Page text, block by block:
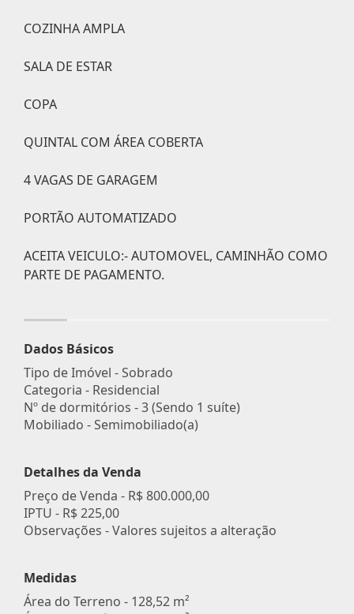
COZINHA AMPLA
SALA DE ESTAR
COPA
QUINTAL COM ÁREA COBERTA
4 VAGAS DE GARAGEM
PORTÃO AUTOMATIZADO
ACEITA VEICULO:- AUTOMOVEL, CAMINHÃO COMO
PARTE DE PAGAMENTO.
Dados Básicos
Tipo de Imóvel - Sobrado
Categoria - Residencial
Nº de dormitórios - 3 (Sendo 1 suíte)
Mobiliado - Semimobiliado(a)
Detalhes da Venda
Preço de Venda - R$ 800.000,00
IPTU - R$ 225,00
Observações - Valores sujeitos a alteração
Medidas
Área do Terreno - 128,52 m²